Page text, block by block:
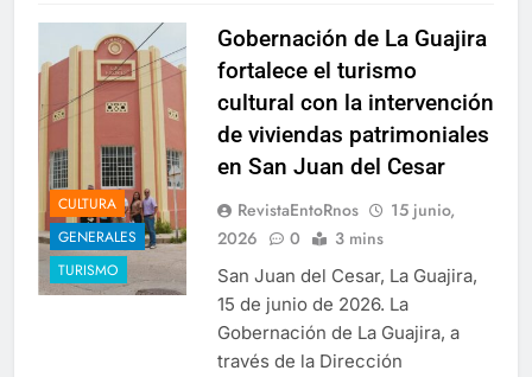
CULTURA
GENERALES
TURISMO
Gobernación de La Guajira
fortalece el turismo
cultural con la intervención
de viviendas patrimoniales
en San Juan del Cesar
RevistaEntoRnos
15 junio,
2026
0 3 mins
San Juan del Cesar, La Guajira,
15 de junio de 2026. La
Gobernación de La Guajira, a
través de la Dirección